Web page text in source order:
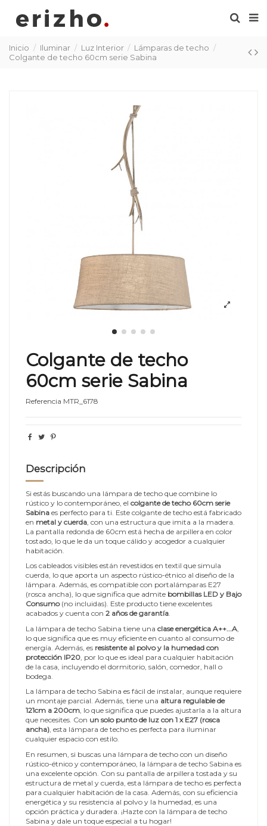
Inicio Iluminar Luz Interior
Lámparas de techo
Colgante de techo 60cm serie Sabina
Colgante de techo
60cm serie Sabina
Referencia MTR_6178
Descripción
Si estás buscando una lámpara de techo que combine lo
rústico y lo contemporáneo, el colgante de techo 60cm serie
Sabina es perfecto para ti. Este colgante de techo está fabricado
en metal y cuerda , con una estructura que imita a la madera.
La pantalla redonda de 60cm está hecha de arpillera en color
tostado, lo que le da un toque cálido y acogedor a cualquier
habitación.
Los cableados visibles están revestidos en textil que simula
cuerda, lo que aporta un aspecto rústico-étnico al diseño de la
lámpara. Además, es compatible con portalámparas E27
(rosca ancha), lo que significa que admite bombillas LED y Bajo
Consumo(no incluidas). Este producto tiene excelentes
acabados y cuenta con 2 años de garantía.
La lámpara de techo Sabina tiene una clase energética A++...A
lo que significa que es muy eficiente en cuanto al consumo de
energía. Además, es resistente al polvo y la humedad con
protección IP20 , por lo que es ideal para cualquier habitación
de la casa, incluyendo el dormitorio, salón, comedor, hall o
bodega.
La lámpara de techo Sabina es fácil de instalar, aunque requiere
un montaje parcial. Además, tiene una altura regulable de
121cm a 200cm, lo que significa que puedes ajustarla a la altura
que necesites. Con un solo punto de luz con 1 x E27 (rosca
ancha), esta lámpara de techo es perfecta para iluminar
cualquier espacio con estilo.
En resumen, si buscas una lámpara de techo con un diseño
rústico-étnico y contemporáneo, la lámpara de techo Sabina es
una excelente opción. Con su pantalla de arpillera tostada y su
estructura de metal y cuerda, esta lámpara de techo es perfecta
para cualquier habitación de la casa. Además, con su eficiencia
energética y su resistencia al polvo y la humedad, es una
opción práctica y duradera. ¡Hazte con la lámpara de techo
Sabina y dale un toque especial a tu hogar!